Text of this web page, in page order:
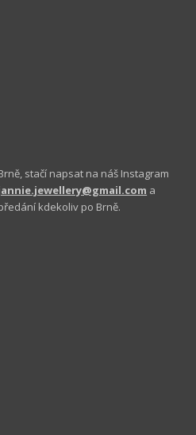
stačí napsat na náš Instagram
a
kdekoliv po Brně.